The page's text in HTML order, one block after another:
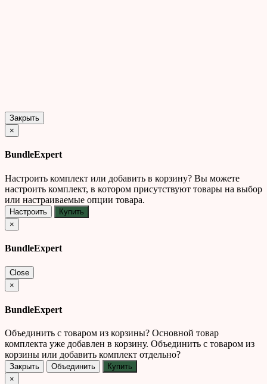
Закрыть
×
BundleExpert
Настроить комплект или добавить в корзину? Вы можете
настроить комплект, в котором присутствуют товары на выбор
или настраиваемые опции товара.
Настроить
Купить
×
BundleExpert
Close
×
BundleExpert
Объединить с товаром из корзины? Основной товар
комплекта уже добавлен в корзину. Объединить с товаром из
корзины или добавить комплект отдельно?
Закрыть Объединить
Купить
×